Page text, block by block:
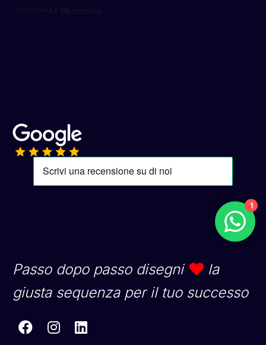
Passo dopo passo disegni
la
giusta sequenza per il tuo successo
1